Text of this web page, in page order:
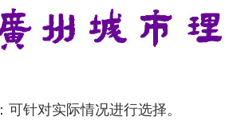
可针对实际情况进行选择。